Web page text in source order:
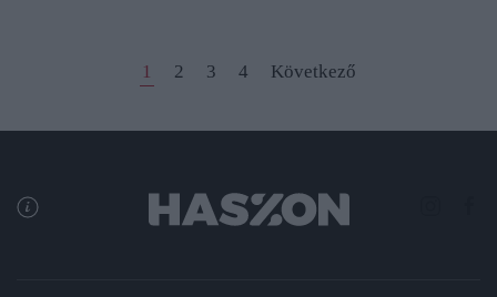
1 2 3 4 Következő